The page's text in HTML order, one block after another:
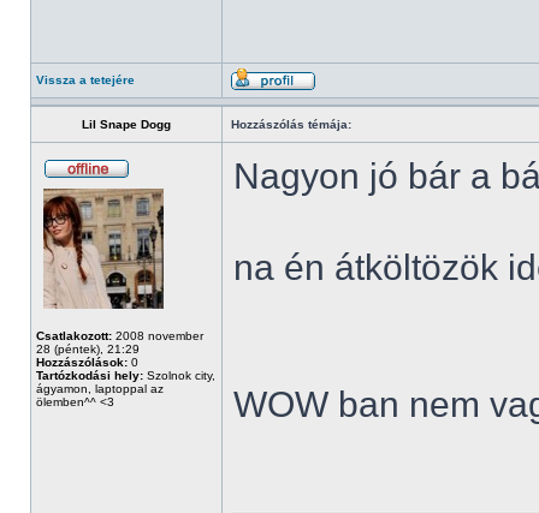
Vissza a tetejére
Lil Snape Dogg Hozzászólás témája:
Csatlakozott: 2008 november
28 (péntek), 21:29
Hozzászólások: 0
Tartózkodási hely: Szolnok city,
ágyamon, laptoppal az
ölemben^^ <3
Nagyon jó bár a
na én átköltözök
WOW ban nem